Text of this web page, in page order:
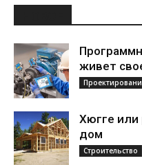
живет
Хюгге или
дом
Строительство